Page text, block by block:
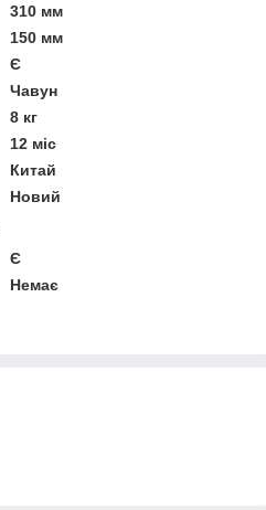
310 мм
150 мм
Є
Чавун
8 кг
12 міс
Китай
Новий
Є
Немає